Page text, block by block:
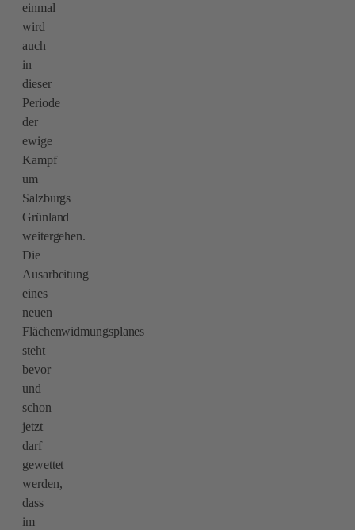
einmal
wird
auch
in
dieser
Periode
der
ewige
Kampf
um
Salzburgs
Grünland
weitergehen.
Die
Ausarbeitung
eines
neuen
Flächenwidmungsplanes
steht
bevor
und
schon
jetzt
darf
gewettet
werden,
dass
im